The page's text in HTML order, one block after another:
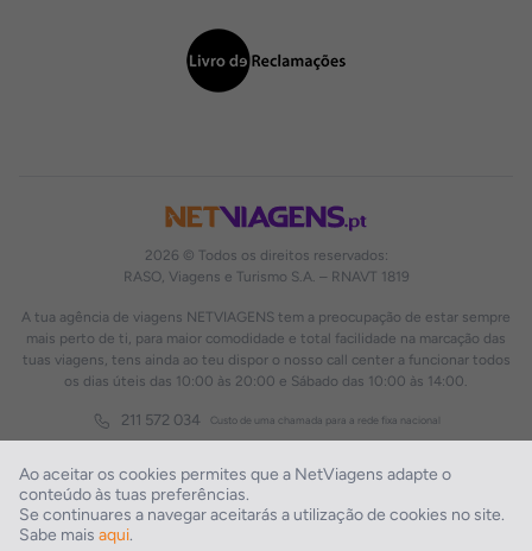
Ao aceitar os cookies permites que a NetViagens adapte o
conteúdo às tuas preferências.
Se continuares a navegar aceitarás a utilização de cookies no site.
Sabe mais aqui.
2026 © Todos os direitos reservados:
RASO, Viagens e Turismo S.A. – RNAVT 1819
A tua agência de viagens NETVIAGENS tem a preocupação de estar sempre
mais perto de ti, para maior comodidade e total facilidade na marcação das
tuas viagens, tens ainda ao teu dispor o nosso call center a funcionar todos
os dias úteis das 10:00 às 20:00 e Sábado das 10:00 às 14:00.
211 572 034 Custo de uma chamada para a rede fixa nacional